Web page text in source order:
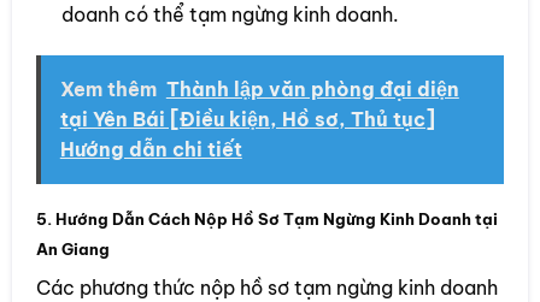
doanh có thể tạm ngừng kinh doanh.
Xem thêm Thành lập văn phòng đại diện
tại Yên Bái [Điều kiện, Hồ sơ, Thủ tục]
Hướng dẫn chi tiết
5. Hướng Dẫn Cách Nộp Hồ Sơ Tạm Ngừng Kinh Doanh tại
An Giang
Các phương thức nộp hồ sơ tạm ngừng kinh doanh